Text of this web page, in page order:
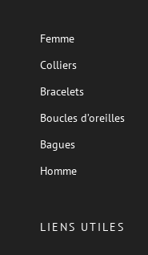
Femme
Colliers
Bracelets
Boucles d’oreilles
Bagues
Homme
LIENS UTILES